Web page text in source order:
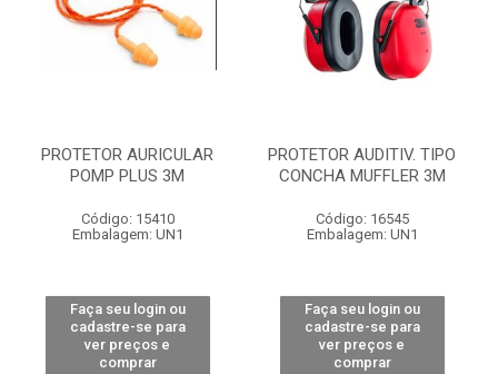
PROTETOR AURICULAR
POMP PLUS 3M
Código: 15410
Embalagem: UN1
Faça seu login ou
cadastre-se para
ver preços e
comprar
PROTETOR AUDITIV. TIPO
CONCHA MUFFLER 3M
Código: 16545
Embalagem: UN1
Faça seu login ou
cadastre-se para
ver preços e
comprar